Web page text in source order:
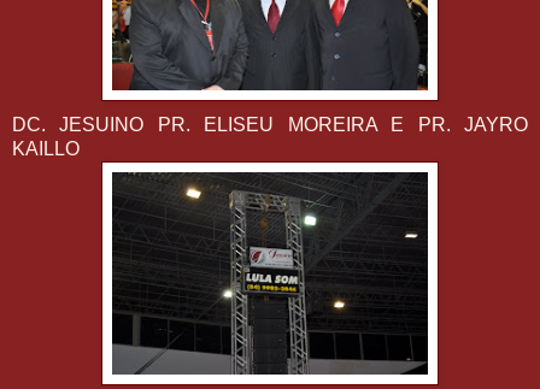
DC. JESUINO PR. ELISEU MOREIRA E PR. JAYRO
KAILLO